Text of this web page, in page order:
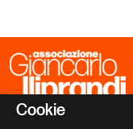
Cookie
Associazione Giancarlo